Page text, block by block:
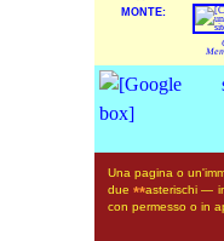
MONTE:
Una pagina o
due **asterischi —
con permesso o in